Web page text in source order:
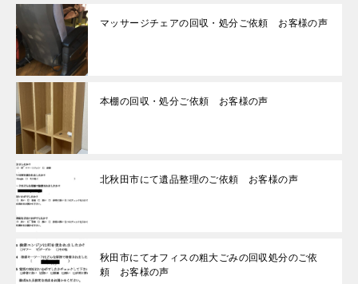
マッサージチェアの回収・処分ご依頼 お客様の声
本棚の回収・処分ご依頼 お客様の声
北秋田市にて遺品整理のご依頼 お客様の声
秋田市にてオフィスの粗大ごみの回収処分のご依
頼 お客様の声